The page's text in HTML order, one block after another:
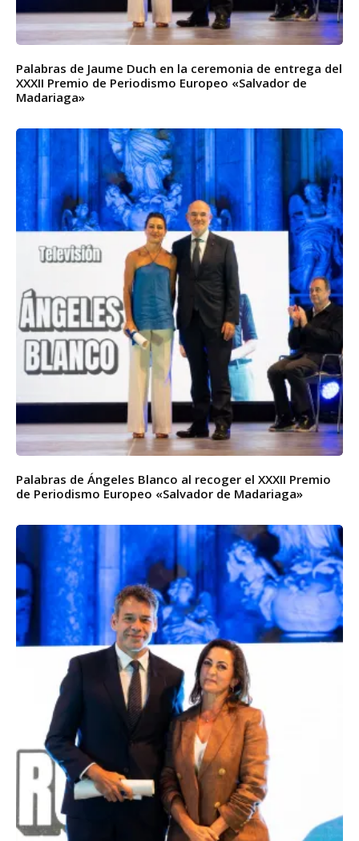
Palabras de Jaume Duch en la ceremonia de entrega del
XXXII Premio de Periodismo Europeo «Salvador de
Madariaga»
Palabras de Ángeles Blanco al recoger el XXXII Premio
de Periodismo Europeo «Salvador de Madariaga»